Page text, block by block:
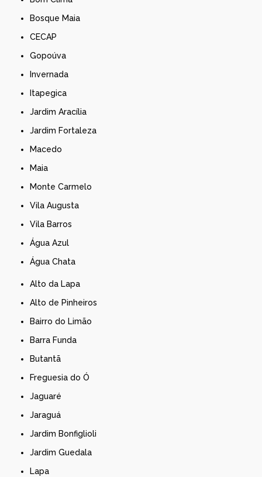
Bosque Maia
CECAP
Gopoúva
Invernada
Itapegica
Jardim Aracília
Jardim Fortaleza
Macedo
Maia
Monte Carmelo
Vila Augusta
Vila Barros
Água Azul
Água Chata
Alto da Lapa
Alto de Pinheiros
Bairro do Limão
Barra Funda
Butantã
Freguesia do Ó
Jaguaré
Jaraguá
Jardim Bonfiglioli
Jardim Guedala
Lapa